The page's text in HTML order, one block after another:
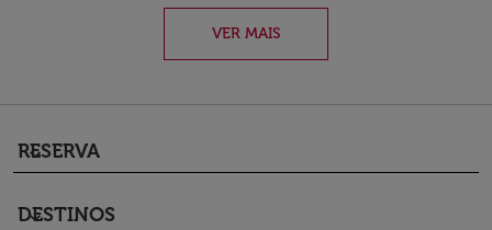
VER MAIS
RESERVA
keyboard_arrow_down
DESTINOS
keyboard_arrow_down